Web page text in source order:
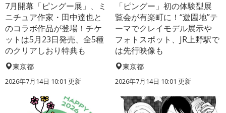
7月開幕「ピングー展」、ミ
ニチュア作家・田中達也と
のコラボ作品が登場！チケ
ットは5月23日発売、全5種
のクリアしおり特典も
東京都
2026年7月14日 10:01 更新
「ピングー」初の体験型展
覧会が有楽町に！“遊園地”テ
ーマでクレイモデル展示や
フォトスポット、JR上野駅で
は先行映像も
東京都
2026年7月14日 10:01 更新